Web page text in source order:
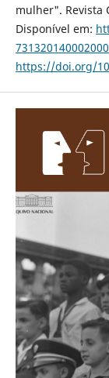
mulher". Revista
Disponível em:
https://doi.org/